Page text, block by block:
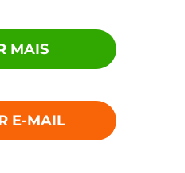
MAIS
E-MAIL